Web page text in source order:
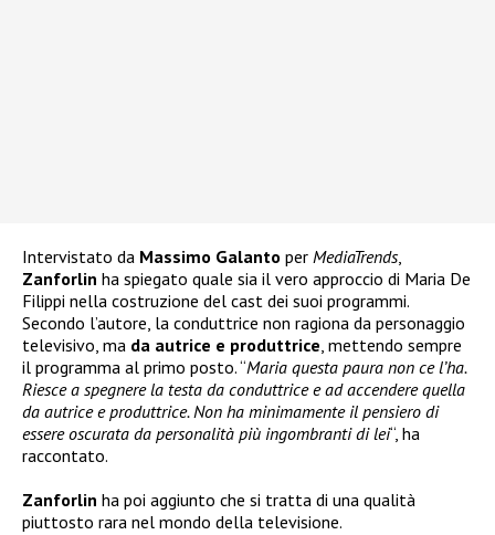
Intervistato da Massimo Galanto per MediaTrends,
Zanforlin ha spiegato quale sia il vero approccio di Maria De
Filippi nella costruzione del cast dei suoi programmi.
Secondo l’autore, la conduttrice non ragiona da personaggio
televisivo, ma da autrice e produttrice, mettendo sempre
il programma al primo posto. “Maria questa paura non ce l’ha.
Riesce a spegnere la testa da conduttrice e ad accendere quella
da autrice e produttrice. Non ha minimamente il pensiero di
essere oscurata da personalità più ingombranti di lei“, ha
raccontato.
Zanforlin ha poi aggiunto che si tratta di una qualità
piuttosto rara nel mondo della televisione.